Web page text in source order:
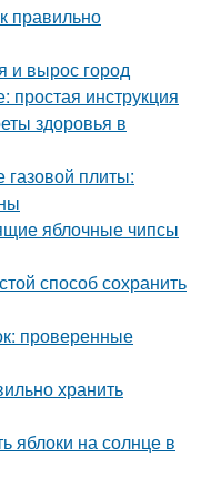
правильно
и вырос город
простая инструкция
здоровья в
газовой плиты:
яблочные чипсы
способ сохранить
проверенные
хранить
яблоки на солнце в